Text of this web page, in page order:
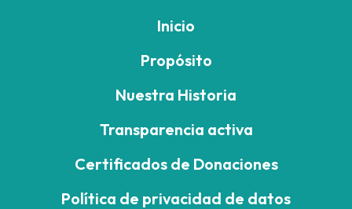
Inicio
Propósito
Nuestra Historia
Transparencia activa
Certificados de Donaciones
Política de privacidad de datos